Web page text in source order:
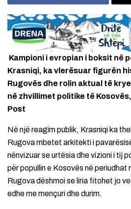
Kampioni i evropian i boksit në
Krasniqi, ka vlerësuar figurën
Rugovës dhe rolin aktual të
në zhvillimet politike të
Post
Në një reagim publik, Krasniqi ka
Rugova mbetet arkitekti i
nënvizuar se urtësia dhe vizioni i tij
për popullin e Kosovës në
Rugova dëshmoi se liria fitohet jo
edhe me mençuri dhe durim.